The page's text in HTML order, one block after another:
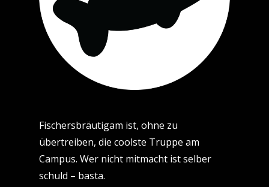
Fischersbräutigam ist, ohne zu
übertreiben, die coolste Truppe am
Campus. Wer nicht mitmacht ist selber
schuld – basta.